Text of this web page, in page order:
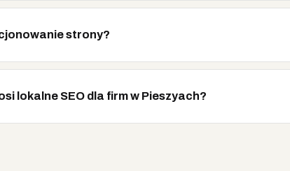
strony?
lokalne SEO dla firm w Pieszyach?